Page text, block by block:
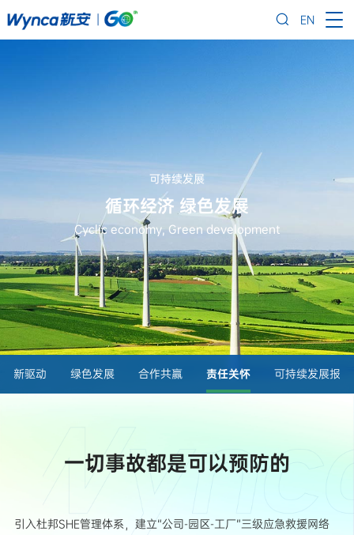
EN
可持续发展
循环经济 绿色发展
Cyclic economy, Green development
创新驱动 绿色发展 合作共赢 责任关怀 可持续发展报告
一切事故都是可以预防的
引入杜邦SHE管理体系，建立“公司-园区-工厂”三级应急救援网络